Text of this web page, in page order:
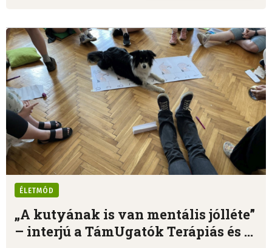
ÉLETMÓD
„A kutyának is van mentális jólléte”
– interjú a TámUgatók Terápiás és ...